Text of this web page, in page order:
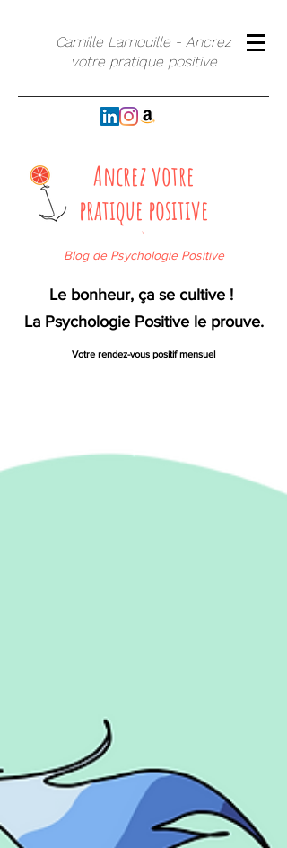
Camille Lamouille - Ancrez
votre pratique positive
Ancrez votre
pratique positive
`
Blog de Psychologie Positive
Le bonheur, ça se cultive !
La Psychologie Positive le prouve.
Votre rendez-vous positif mensuel